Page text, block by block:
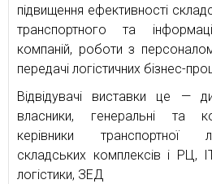
підвищення ефективності
транспортного та
компаній, роботи з
передачі логістичних бізнес-
Відвідувачі виставки це —
власники, генеральні та
керівники транспортної
складських комплексів і РЦ,
логістики, ЗЕД